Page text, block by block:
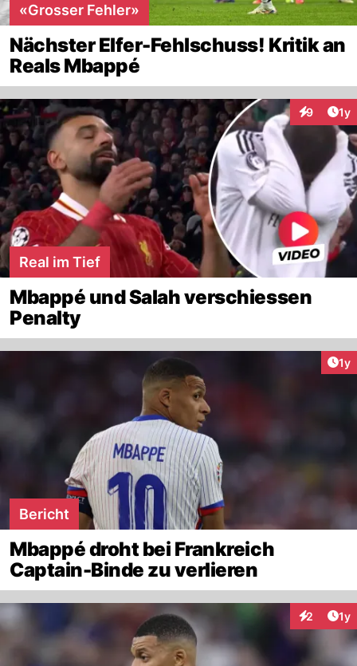
«Grosser Fehler»
Nächster Elfer-Fehlschuss! Kritik an
Reals Mbappé
9 1y
Real im Tief
Mbappé und Salah verschiessen
Penalty
1y
Bericht
Mbappé droht bei Frankreich
Captain-Binde zu verlieren
2 1y